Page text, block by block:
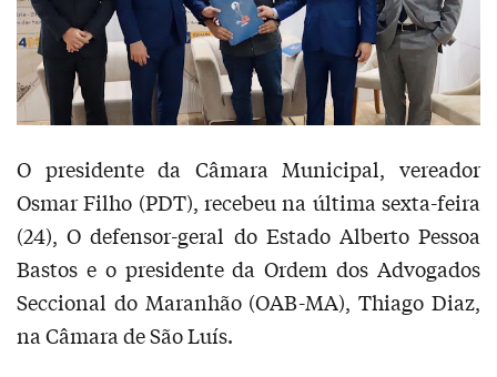
O presidente da Câmara Municipal, vereador
Osmar Filho (PDT), recebeu na última sexta-feira
(24), O defensor-geral do Estado Alberto Pessoa
Bastos e o presidente da Ordem dos Advogados
Seccional do Maranhão (OAB-MA), Thiago Diaz,
na Câmara de São Luís.